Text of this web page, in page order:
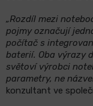
„Rozdíl mezi
pojmy označují
počítač s
baterií. Oba výrazy
světoví výrobci
parametry, ne
konzultant ve